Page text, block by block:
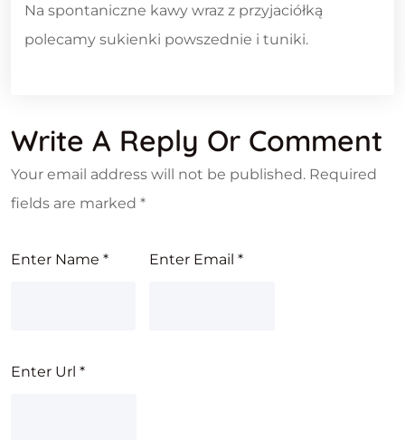
Na spontaniczne kawy wraz z przyjaciółką
polecamy sukienki powszednie i tuniki.
Write A Reply Or Comment
Your email address will not be published. Required
fields are marked *
Enter Name * Enter Email*
Enter Url *